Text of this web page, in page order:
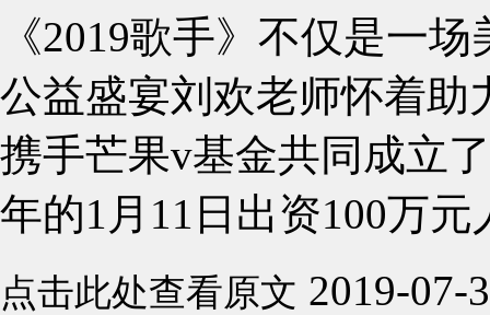
《2019歌手》不仅是一
公益盛宴刘欢老师怀着助
携手芒果v基金共同成立
年的1月11日出资100万
点击此处查看原文 2019-07-